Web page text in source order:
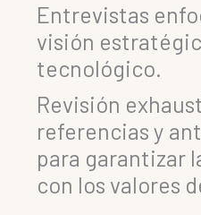
Entrevistas
visión
tecnológico.
Revisión
referencias y
para garantizar
con los valores